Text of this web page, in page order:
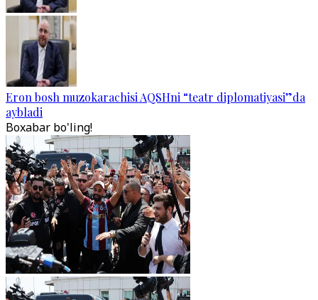
Eron bosh muzokarachisi AQSHni “teatr diplomatiyasi”da
aybladi
Boxabar bo'ling!